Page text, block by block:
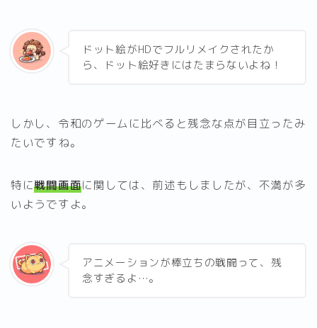
ドット絵がHDでフルリメイクされたか
ら、ドット絵好きにはたまらないよね！
しかし、令和のゲームに比べると残念な点が目立ったみ
たいですね。
特に戦闘画面に関しては、前述もしましたが、不満が多
いようですよ。
アニメーションが棒立ちの戦闘って、残
念すぎるよ…。